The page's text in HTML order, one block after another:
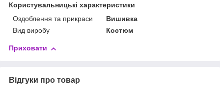
Користувальницькі характеристики
Оздоблення та прикраси
Вишивка
Вид виробу
Костюм
Приховати
Відгуки про товар